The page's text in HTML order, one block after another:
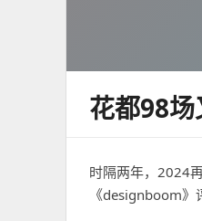
花都98场
时隔两年，2024
《designboom》